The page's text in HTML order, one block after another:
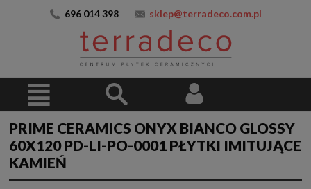
696 014 398 sklep@terradeco.com.pl
PRIME CERAMICS ONYX BIANCO GLOSSY
60X120 PD-LI-PO-0001 PŁYTKI IMITUJĄCE
KAMIEŃ